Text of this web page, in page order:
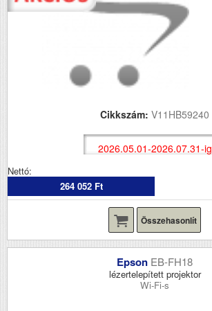
Cikkszám: V11HB59240
2026.05.01-2026.07.31-ig
Nettó:
264 052 Ft
Összehasonlít
Epson EB-FH18
lézertelepített projektor
Wi-Fi-s